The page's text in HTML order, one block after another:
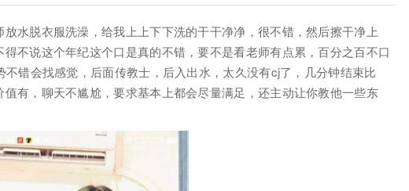
水脱衣服洗澡，给我上上下下洗的干干净净，很不错，然后擦干净上
不说这个年纪这个口是真的不错，要不是看老师有点累，百分之百不口
错会找感觉，后面传教士，后入出水，太久没有cj了，几分钟结束比
有，聊天不尴尬，要求基本上都会尽量满足，还主动让你教他一些东